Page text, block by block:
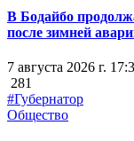
В Бодайбо
после зимней
7 августа 2026 г.
281
#Губернатор
Общество